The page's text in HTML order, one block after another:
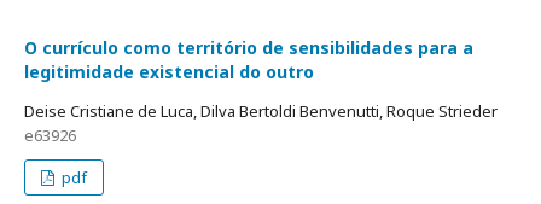
O currículo como território de sensibilidades para a
legitimidade existencial do outro
Deise Cristiane de Luca, Dilva Bertoldi Benvenutti, Roque Strieder
e63926
pdf